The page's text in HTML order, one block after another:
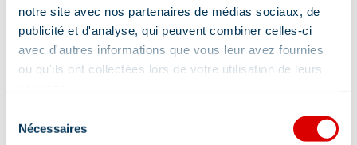
notre site avec nos partenaires de médias sociaux, de
publicité et d'analyse, qui peuvent combiner celles-ci
avec d'autres informations que vous leur avez fournies
ou qu'ils ont collectées lors de votre utilisation de leurs
Nécessaires